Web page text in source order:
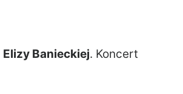
Elizy Banieckiej. Koncert